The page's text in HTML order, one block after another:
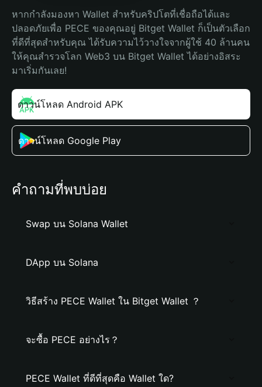
หากกำลังมองหา Wallet สำหรับคริปโตที่เชื่อถือได้และ
ปลอดภัยเพื่อ PECE ของคุณอยู่ Bitget Wallet ก็เป็นตัวเลือก
ที่ดีที่สุดสำหรับคุณ ได้รับความไว้วางใจจากผู้ใช้ 40 ล้านคน
ให้คุณสำรวจโลก Web3 บน Bitget Wallet ได้อย่างอิสระ
มาเริ่มกันเลย!
ดาวน์โหลด Android APK
ดาวน์โหลด Google Play
คำถามที่พบบ่อย
Swap บน Solana Wallet
DApp บน Solana
วิธีสร้าง PECE Wallet ใน Bitget Wallet ？
จะซื้อ PECE อย่างไร？
PECE Wallet ที่ดีที่สุดคือ Wallet ใด?